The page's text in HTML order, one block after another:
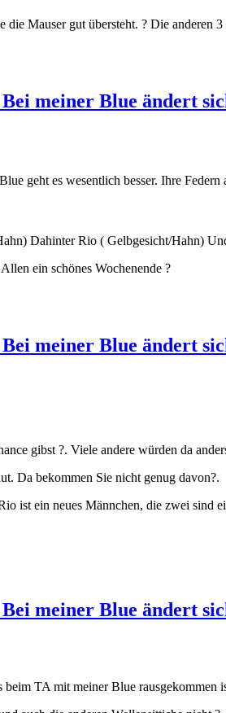
Mauser gut übersteht. ? Die anderen
meiner Blue ändert
geht es wesentlich besser. Ihre
Dahinter Rio ( Gelbgesicht/Hahn)
ein schönes Wochenende ?
meiner Blue ändert
gibst ?. Viele andere würden da
Da bekommen Sie nicht genug davon?.
ist ein neues Männchen, die zwei sind
meiner Blue ändert
TA mit meiner Blue rausgekommen